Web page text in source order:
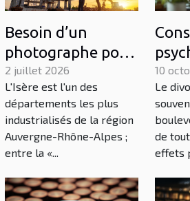
Besoin d’un
photographe pour
un projet
industriel en Isère
? Contactez Urope
!
2 juillet 2026
L'Isère est l'un des
départements les plus
industrialisés de la région
Auvergne-Rhône-Alpes ;
entre la «...
10
Le
de
effets